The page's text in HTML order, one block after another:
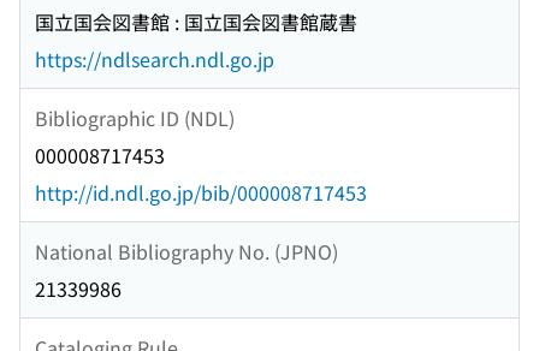
国立国会図書館 : 国立国会図書館蔵書
https://ndlsearch.ndl.go.jp
Bibliographic ID (NDL)
000008717453
http://id.ndl.go.jp/bib/000008717453
National Bibliography No. (JPNO)
21339986